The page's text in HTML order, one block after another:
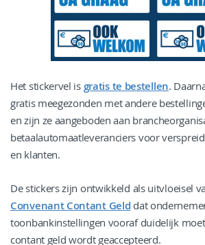
Het stickervel is gratis te bestellen.
gratis meegezonden met andere
en zijn ze aangeboden aan
betaalautomaatleveranciers voor
en klanten.
De stickers zijn ontwikkeld als uitvloeisel
Convenant Contant Geld dat
toonbankinstellingen vooraf duidelijk
contant geld wordt geaccepteerd.